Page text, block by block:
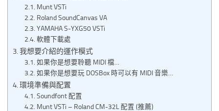
Munt VSTi
Roland SoundCanvas VA
YAMAHA S-YXG50 VSTi
軟體下載處
我想要介紹的運作模式
如果你是想要聆聽 MIDI 檔…
如果你是想要玩 DOSBox 時可以有 MIDI 音樂…
環境準備與配置
Soundfont 配置
Munt VSTi – Roland CM-32L 配置 (推薦)